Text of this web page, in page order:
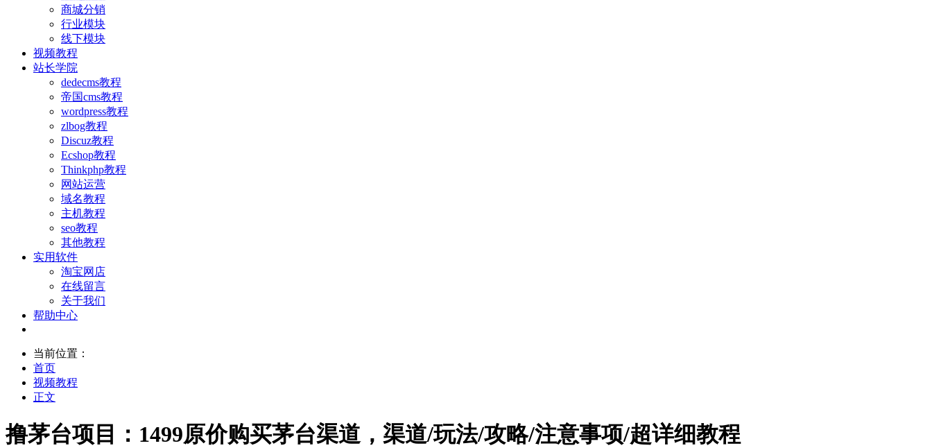
商城分销
行业模块
线下模块
视频教程
站长学院
dedecms教程
帝国cms教程
wordpress教程
zlbog教程
Discuz教程
Ecshop教程
Thinkphp教程
网站运营
域名教程
主机教程
seo教程
其他教程
实用软件
淘宝网店
在线留言
关于我们
帮助中心
当前位置：
首页
视频教程
正文
撸茅台项目：1499原价购买茅台渠道，渠道/玩法/攻略/注意事项/超详细教程